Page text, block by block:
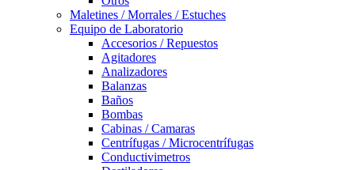
Maletines / Morrales / Estuches
Equipo de Laboratorio
Accesorios / Repuestos
Agitadores
Analizadores
Balanzas
Baños
Bombas
Cabinas / Camaras
Centrífugas / Microcentrífugas
Conductivimetros